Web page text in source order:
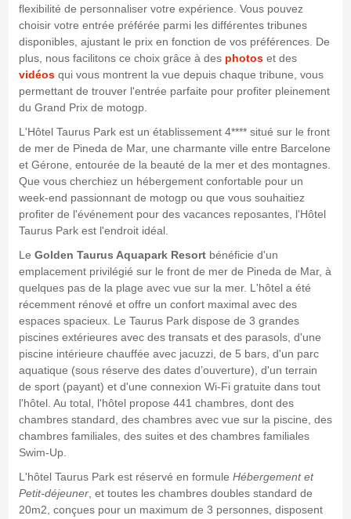
flexibilité de personnaliser votre expérience. Vous pouvez
choisir votre entrée préférée parmi les différentes tribunes
disponibles, ajustant le prix en fonction de vos préférences. De
plus, nous facilitons ce choix grâce à des photoset des
vidéosqui vous montrent la vue depuis chaque tribune, vous
permettant de trouver l'entrée parfaite pour profiter pleinement
du Grand Prix de motogp.
L'Hôtel Taurus Park est un établissement 4**** situé sur le front
de mer de Pineda de Mar, une charmante ville entre Barcelone
et Gérone, entourée de la beauté de la mer et des montagnes.
Que vous cherchiez un hébergement confortable pour un
week-end passionnant de motogp ou que vous souhaitiez
profiter de l'événement pour des vacances reposantes, l'Hôtel
Taurus Park est l'endroit idéal.
Le Golden Taurus Aquapark Resortbénéficie d'un
emplacement privilégié sur le front de mer de Pineda de Mar, à
quelques pas de la plage avec vue sur la mer. L'hôtel a été
récemment rénové et offre un confort maximal avec des
espaces spacieux. Le Taurus Park dispose de 3 grandes
piscines extérieures avec des transats et des parasols, d'une
piscine intérieure chauffée avec jacuzzi, de 5 bars, d'un parc
aquatique (sous réserve des dates d’ouverture), d'un terrain
de sport (payant) et d'une connexion Wi-Fi gratuite dans tout
l'hôtel. Au total, l'hôtel propose 441 chambres, dont des
chambres standard, des chambres avec vue sur la piscine, des
chambres familiales, des suites et des chambres familiales
Swim-Up.
L'hôtel Taurus Park est réservé en formule Hébergement et
Petit-déjeuner, et toutes les chambres doubles standard de
20m2, conçues pour un maximum de 3 personnes, disposent